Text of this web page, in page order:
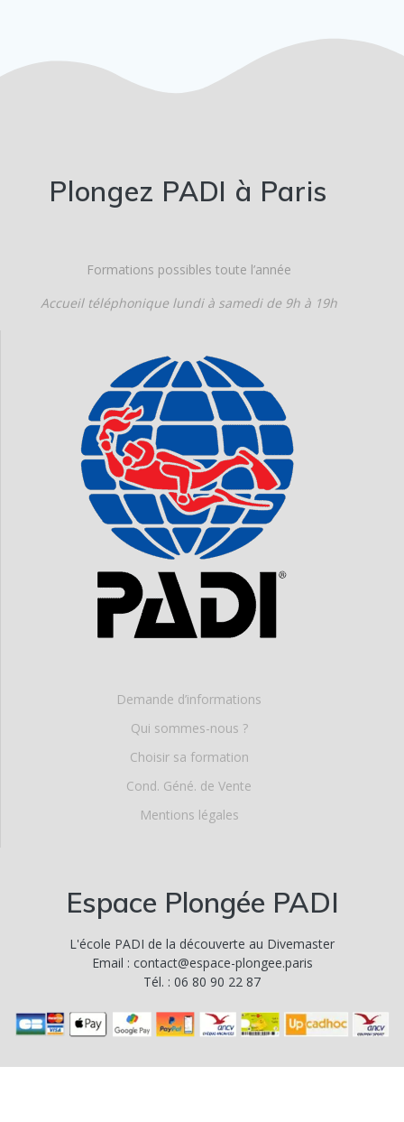
Plongez PADI à Paris
Formations possibles toute l’année
Accueil téléphonique lundi à samedi de 9h à 19h
Demande d’informations
Qui sommes-nous ?
Choisir sa formation
Cond. Géné. de Vente
Mentions légales
Espace Plongée PADI
L'école PADI de la découverte au Divemaster
Email : contact@espace-plongee.paris
Tél. : 06 80 90 22 87